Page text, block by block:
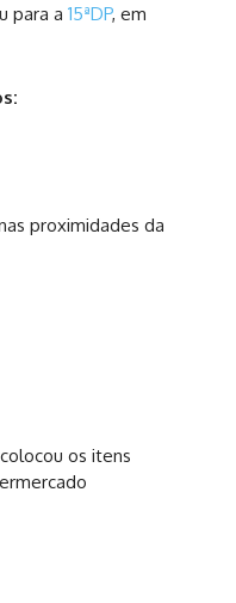
para a 15ªDP, em
os itens